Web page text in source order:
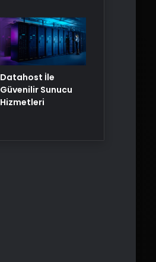
Datahost İle
Güvenilir Sunucu
Hizmetleri